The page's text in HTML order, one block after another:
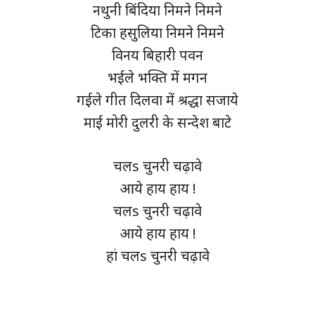
नथुनी बिंदिया निमने निमने
टिका हसुलिया निमने निमने
विनय बिहारी पवन
भईले भक्ति में मगन
गईले गीत दिलवा में श्रद्धा सजाये
माई मोरी दुलरी के सन्देश बाटे
चलs चुनरी चढ़ावे
आये हाय हाय !
चलs चुनरी चढ़ावे
आये हाय हाय !
हां चलs चुनरी चढ़ावे